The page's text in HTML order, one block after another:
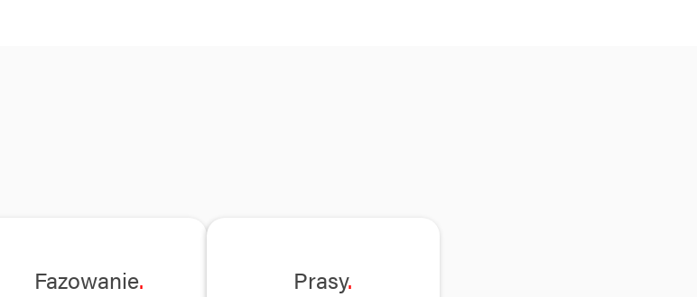
Fazowanie Prasy